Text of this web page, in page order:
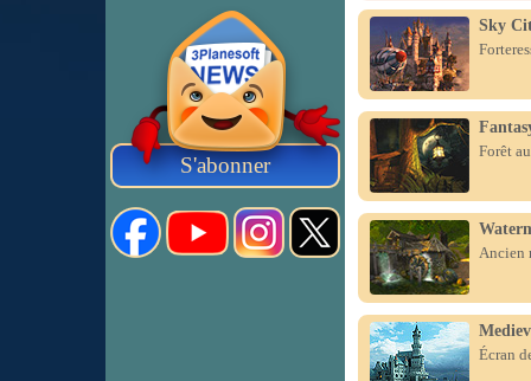
S'abonner
Sky
Forêt
Ancien
Écran